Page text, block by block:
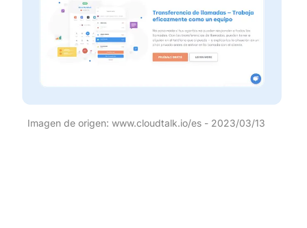
Imagen de origen: www.cloudtalk.io/es - 2023/03/13